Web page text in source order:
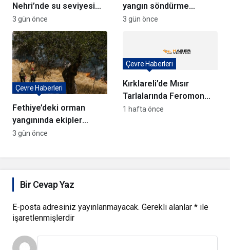
Nehri’nde su seviyesi
tarihi düşüşte
3 gün önce
yangın söndürme
uçakları Türkiye’ye
3 gün önce
Fethiye’deki orman
yangınında ekipler
anında müdahale ediyor
Çevre Haberleri
3 gün önce
Kırklareli’de Mısır
Tarlalarında Feromon
Tuzaklarıyla Verim
Çevre Haberleri
1 hafta önce
Bir Cevap Yaz
E-posta adresiniz yayınlanmayacak. Gerekli alanlar * ile
işaretlenmişlerdir